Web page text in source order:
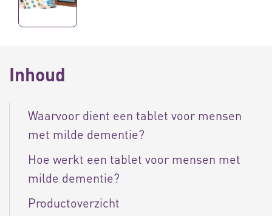
Inhoud
Waarvoor dient een tablet voor mensen
met milde dementie?
Hoe werkt een tablet voor mensen met
milde dementie?
Productoverzicht